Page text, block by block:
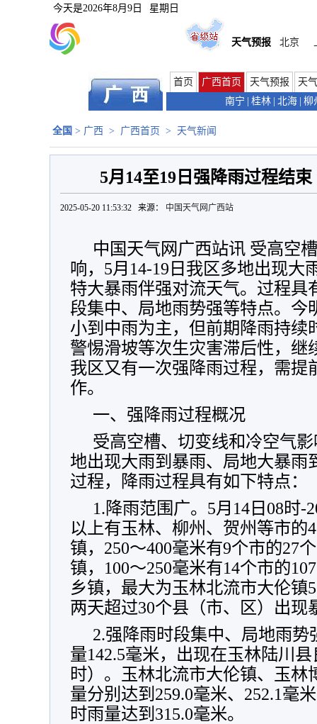
今天是2026年8月9日 星期日
天气预报 北京
首页 广西首页 天气预报
天
南宁
桂林 北海 柳
全国 > 广西 > 广西首页 > 天气新闻
5月14至19日强降雨过程结束
2025-05-20 11:53:32 来源： 中国天气网广西站
中国天气网广西站讯 受高空
响，5月14-19日我区多地出现大
特大暴雨伴强对流天气。过程具
段集中、局地雨势强等特点。今
小到中雨为主，但前期降雨持续
警惕滑坡等次生灾害滞后性，继
我区又有一次强降雨过程，需提
作。
一、强降雨过程概况
受高空槽、切变线和冷空气
地出现大雨到暴雨、局地大暴雨
过程，降雨过程具有如下特点：
1.降雨范围广。5月14日08时-
以上有玉林、柳州、贺州等市的
镇，250～400毫米有9个市的27
镇，100～250毫米有14个市的
乡镇，最大为玉林北流市大伦镇
两天超过30个县（市、区）出现
2.强降雨时段集中、局地雨
量142.5毫米，出现在玉林陆川
时）。玉林北流市大伦镇、玉林
量分别达到259.0毫米、252.1毫
时雨量达到315.0毫米。